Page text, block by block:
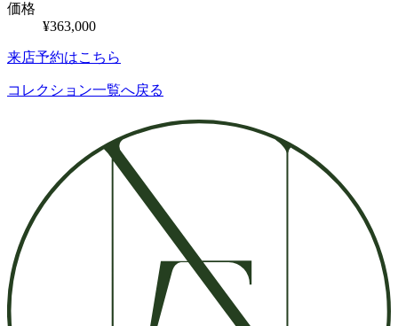
価格
¥363,000
来店予約はこちら
コレクション一覧へ戻る